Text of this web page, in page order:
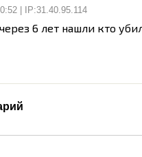
| IP:31.40.95.114
6 лет нашли кто